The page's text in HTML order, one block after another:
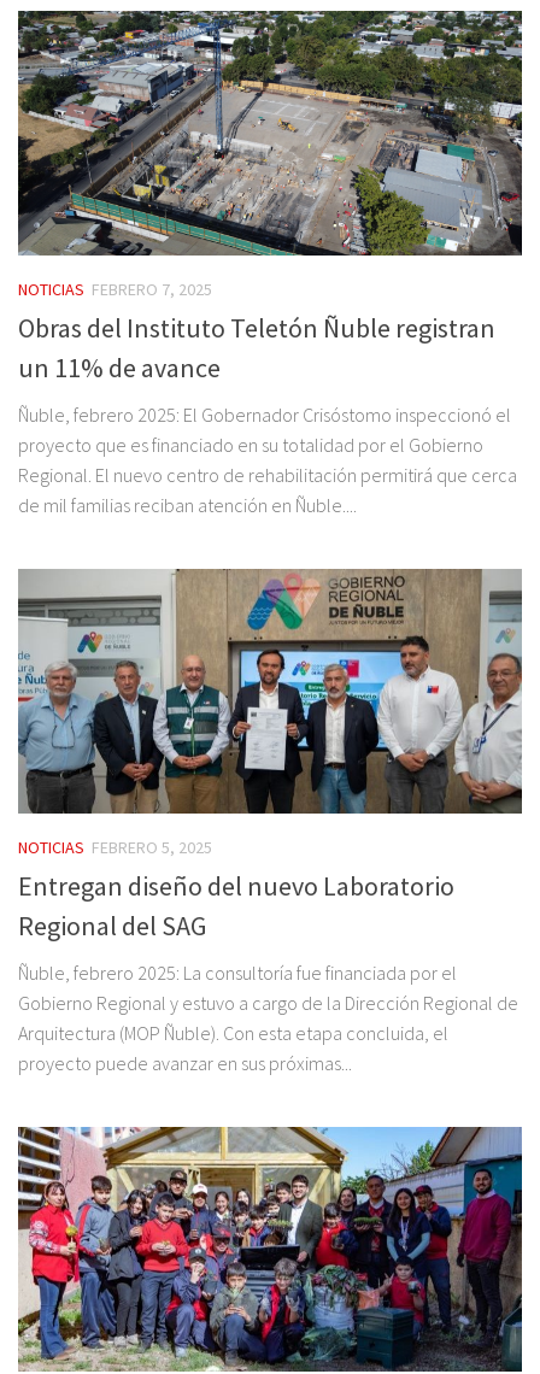
NOTICIAS FEBRERO 7, 2025
Obras del Instituto Teletón Ñuble registran
un 11% de avance
Ñuble, febrero 2025: El Gobernador Crisóstomo inspeccionó el
proyecto que es financiado en su totalidad por el Gobierno
Regional. El nuevo centro de rehabilitación permitirá que cerca
de mil familias reciban atención en Ñuble....
NOTICIAS FEBRERO 5, 2025
Entregan diseño del nuevo Laboratorio
Regional del SAG
Ñuble, febrero 2025: La consultoría fue financiada por el
Gobierno Regional y estuvo a cargo de la Dirección Regional de
Arquitectura (MOP Ñuble). Con esta etapa concluida, el
proyecto puede avanzar en sus próximas...